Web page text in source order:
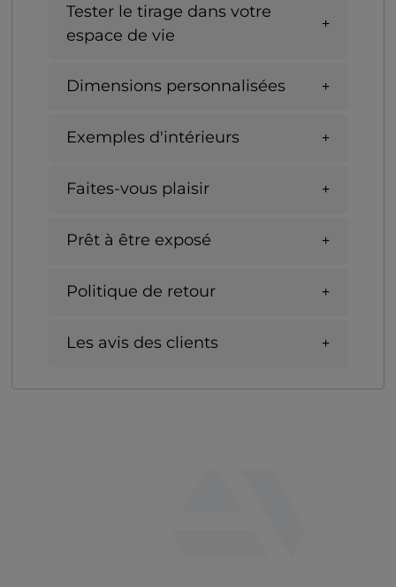
Tester le tirage dans votre
espace de vie
Dimensions personnalisées
Exemples d'intérieurs
Faites-vous plaisir
Prêt à être exposé
Politique de retour
Les avis des clients